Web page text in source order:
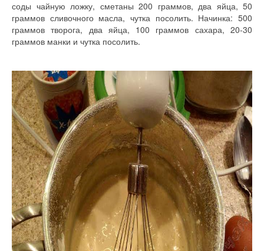
соды чайную ложку, сметаны 200 граммов, два яйца, 50
граммов сливочного масла, чутка посолить. Начинка: 500
граммов творога, два яйца, 100 граммов сахара, 20-30
граммов манки и чутка посолить.